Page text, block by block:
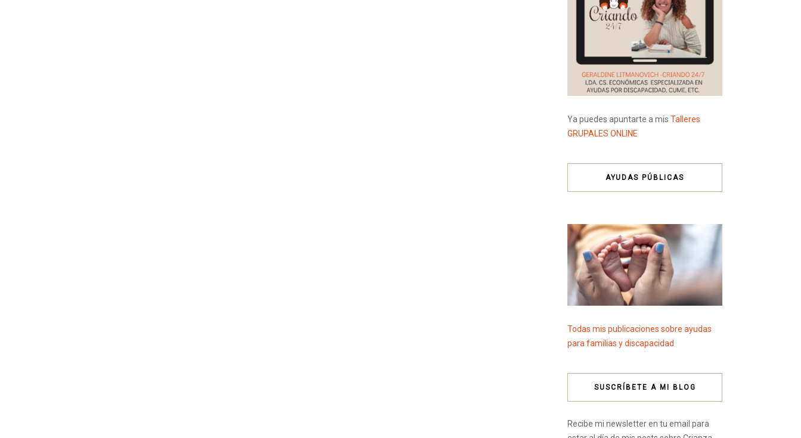
Ya puedes apuntarte a mis Talleres
GRUPALES ONLINE
AYUDAS PÚBLICAS
Todas mis publicaciones sobre ayudas
para familias y discapacidad
SUSCRÍBETE A MI BLOG
Recibe mi newsletter en tu email para